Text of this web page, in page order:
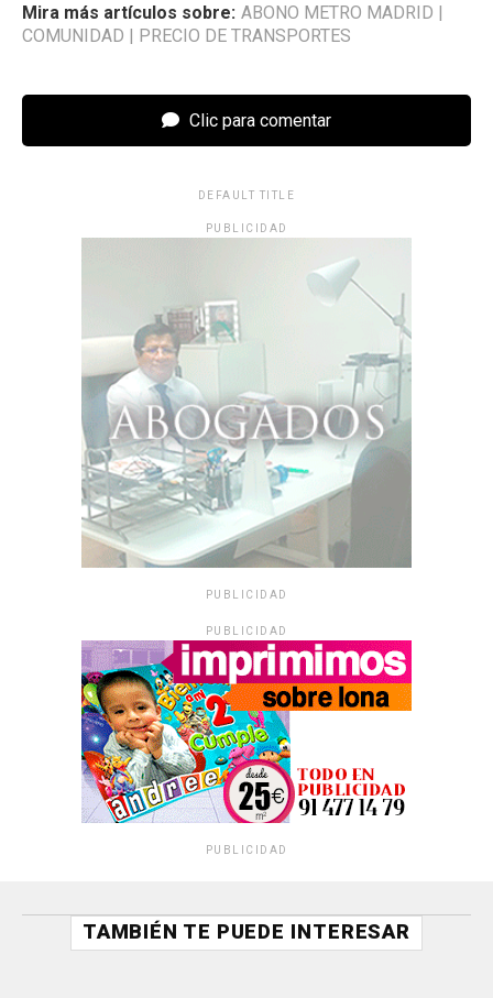
Mira más artículos sobre: ABONO METRO MADRID |
COMUNIDAD | PRECIO DE TRANSPORTES
Clic para comentar
DEFAULT TITLE
PUBLICIDAD
PUBLICIDAD
PUBLICIDAD
PUBLICIDAD
TAMBIÉN TE PUEDE INTERESAR